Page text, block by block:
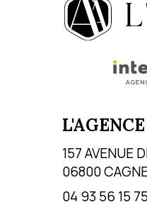
157 AVENUE
06800
04 93 56 15